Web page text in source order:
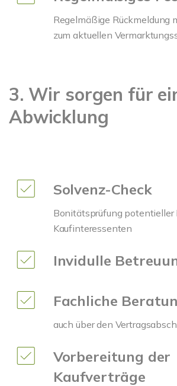
Regelmäßige Rückmeldung
zum aktuellen
3. Wir sorgen für
Abwicklung
Solvenz-Check
Bonitätsprüfung potentieller
Kaufinteressenten
Invidulle
Fachliche
auch über den
Vorbereitung der
Kaufverträge